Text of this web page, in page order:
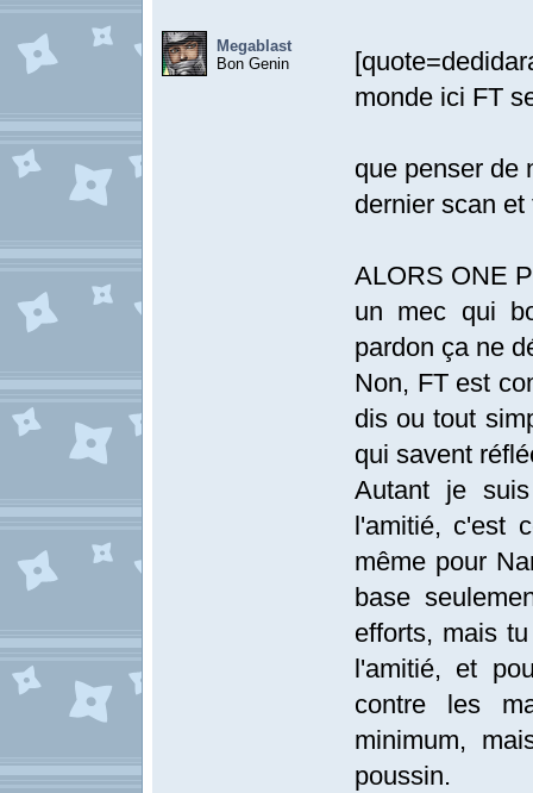
Megablast
Bon Genin
monde ici FT
que penser de
dernier scan
ALORS ONE
un mec qui
pardon ça ne
Non, FT est
dis ou tout
qui savent
Autant je
l'amitié, c'est
même pour
base
efforts, mais
l'amitié, et
contre les
minimum,
poussin.